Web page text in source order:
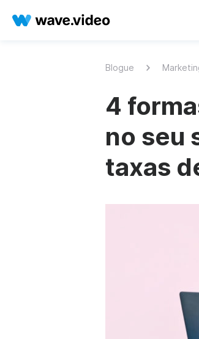
Blogue
4
no seu
taxas